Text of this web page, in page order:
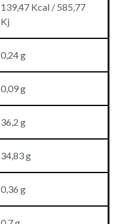
139,47 Kcal / 585,77
Kj
0,24 g
0,09 g
36,2 g
34,83 ​​g
0,36 g